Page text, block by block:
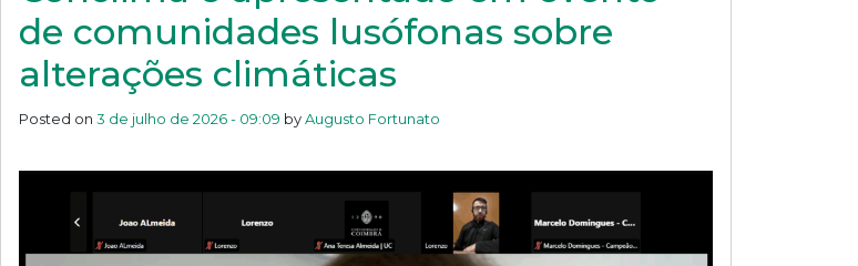
de comunidades lusófonas sobre
alterações climáticas
Posted on 3 de julho de 2026 - 09:09 byAugusto Fortunato